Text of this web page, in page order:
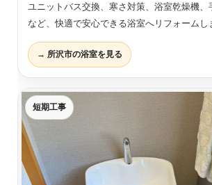
ユニットバス交換、寒さ対策、浴室乾燥機、
など、快適で安心できる浴室へリフォームし
→ 所沢市の浴室を見る
短期工事